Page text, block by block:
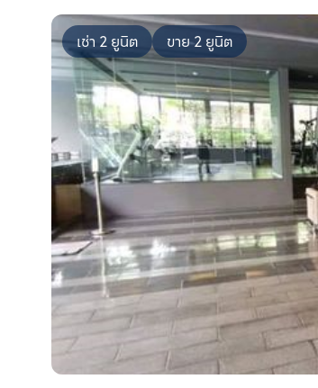
เช่า 2 ยูนิต ขาย 2 ยูนิต
เพิ่มยูนิตเปรียบเทียบ
รายการที่ 1